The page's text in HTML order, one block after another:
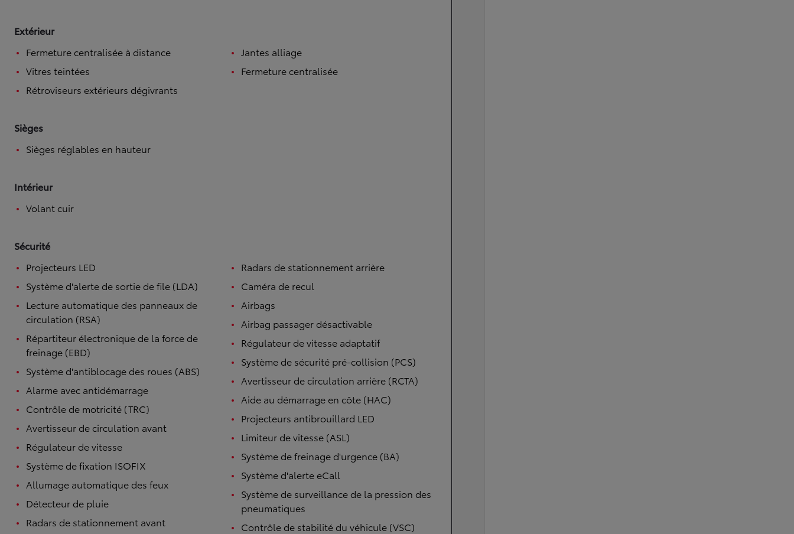
Extérieur
Fermeture centralisée à distance
Vitres teintées
Rétroviseurs extérieurs dégivrants
Jantes alliage
Fermeture centralisée
Sièges
Sièges réglables en hauteur
Intérieur
Volant cuir
Sécurité
Projecteurs LED
Système d'alerte de sortie de file (LDA)
Lecture automatique des panneaux de
circulation (RSA)
Répartiteur électronique de la force de
freinage (EBD)
Système d'antiblocage des roues (ABS)
Alarme avec antidémarrage
Contrôle de motricité (TRC)
Avertisseur de circulation avant
Régulateur de vitesse
Système de fixation ISOFIX
Allumage automatique des feux
Détecteur de pluie
Radars de stationnement avant
Radars de stationnement arrière
Caméra de recul
Airbags
Airbag passager désactivable
Régulateur de vitesse adaptatif
Système de sécurité pré-collision (PCS)
Avertisseur de circulation arrière (RCTA)
Aide au démarrage en côte (HAC)
Projecteurs antibrouillard LED
Limiteur de vitesse (ASL)
Système de freinage d'urgence (BA)
Système d'alerte eCall
Système de surveillance de la pression des
pneumatiques
Contrôle de stabilité du véhicule (VSC)